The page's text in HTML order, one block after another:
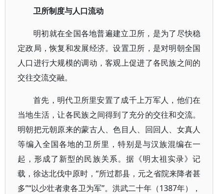
卫所制度与人口流动
明初就在全国各地普遍建立卫所，是为了尽快稳
定政局，恢复和发展经济。设置卫所，是对明朝全国
人口进行大规模的调动，客观上促进了各民族之间的
交往交流交融。
首先，明代卫所里安置了成千上万军人，他们在
当地生活，让各民族之间得到了充分的交往和交流。
明朝把元朝原来的蒙古人、色目人、回回人、女真人
等编入全国各地的卫所里，特别是与汉族混编在一
起，形成了新型的民族关系。据《明太祖实录》记
载，徐达北伐中原时，“所过郡县，元之省院来降者甚
多”“以少壮者隶各卫为军”。洪武二十年（1387年），